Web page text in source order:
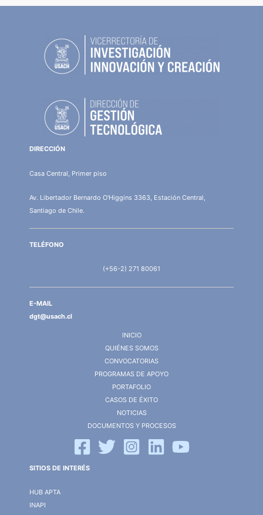
DIRECCIÓN
Casa Central, Primer piso
Av. Libertador Bernardo O'Higgins 3363, Estación Central,
Santiago de Chile.
TELÉFONO
(+56-2) 271 80061
E-MAIL
dgt@usach.cl
INICIO
QUIÉNES SOMOS
CONVOCATORIAS
PROGRAMAS DE APOYO
PORTAFOLIO
CASOS DE ÉXITO
NOTICIAS
DOCUMENTOS Y PROCESOS
SITIOS DE INTERÉS
HUB APTA
INAPI